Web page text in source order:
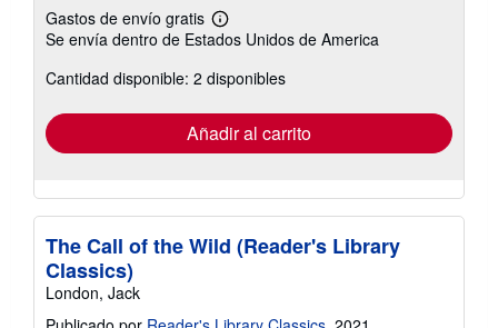
Gastos de envío gratis
Más
información
las
tarifas
envío
Se envía dentro de Estados Unidos de America
Cantidad disponible: 2 disponibles
Añadir al carrito
The Call of the Wild (Reader's Library
Classics)
London, Jack